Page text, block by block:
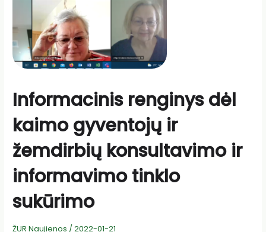
Informacinis renginys dėl
kaimo gyventojų ir
žemdirbių konsultavimo ir
informavimo tinklo
sukūrimo
ŽUR Naujienos /2022-01-21